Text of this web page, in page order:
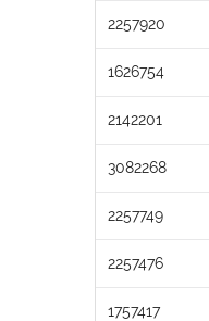
2257920
1626754
2142201
3082268
2257749
2257476
1757417